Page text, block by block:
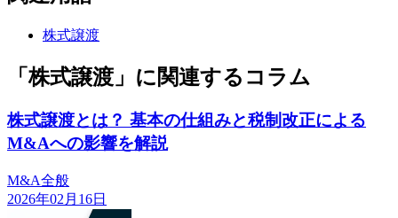
株式譲渡
「株式譲渡」に関連するコラム
株式譲渡とは？ 基本の仕組みと税制改正による
M&Aへの影響を解説
M&A全般
2026年02月16日